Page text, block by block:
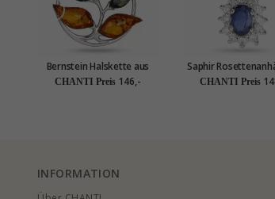
Bernstein Halskette aus
Silber und Anhänger aus
CHANTI Preis 146,-
Saphir
aus rhodiniertem
CHANTI Preis
INFORMATION